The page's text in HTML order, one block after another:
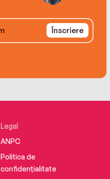
Înscriere
Legal
ANPC
Politica de
confidențialitate